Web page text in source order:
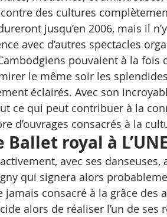
des cultures
jusqu’en 2006, mais il
avec d’autres spectacles
pouvaient à la
le même soir les
éclairés. Avec son
ce qui peut contribuer à la
d’ouvrages consacrés à la
royal à
avec ses
qui signera alors
consacré à la grâce des
alors de réaliser l’un de